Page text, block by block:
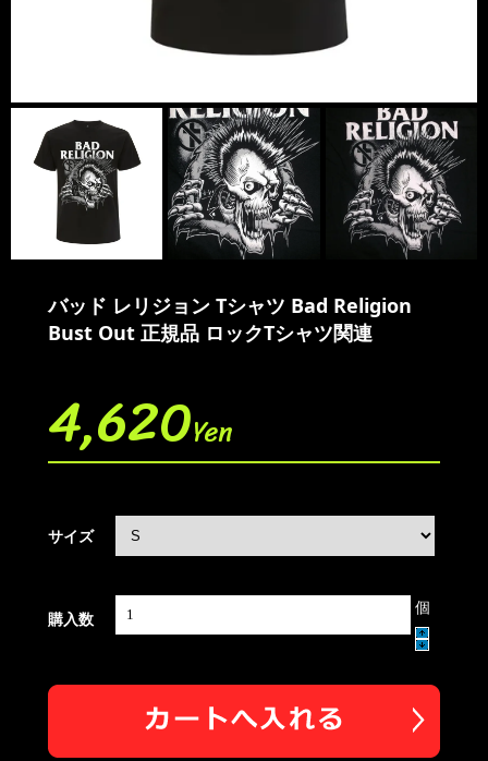
バッド レリジョン Tシャツ Bad Religion
Bust Out 正規品 ロックTシャツ関連
4,620Yen
サイズ
購入数
個